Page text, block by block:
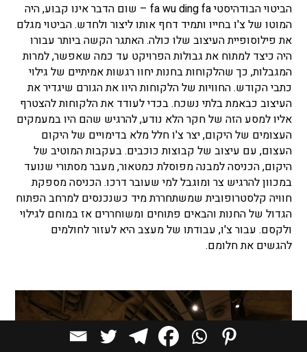
הביטוי הבודהיסטי fa wu ding fa – שום הדבר אינו קבוע, היה
המוטו של צ'ו בחייו ותמיד דחף אותו ליצור ולחדש. הביטוי מגלם
את פילוסופיית העיצוב שלו כולה. האתגר הקשה ביותר עבורו
היה כיצד למתוח את גבולות הפרויקט עד כמה שאפשר, למרות
המגבלות, כך שהלקוחות בחנות יחוו רגשות אמיתיים של גילוי
כתבי הקודש. החוויות של הלקוחות היוו את הגורם שיגדיר את
העיצוב כבאמת בלתי נשכח. בכדי לעודד את הלקוחות להצטרף
אליו למסע הזה של חקר הלא נודע, להרגיש שהם היו במעמקים
העצומים של היקום, יצר צ'ו חלל מלא בדימויים של היקום
העצום, עם עיצוב של קבוצות כוכבים. בעקבות המוטיב של
היקום, הכניסה למבנה מפוסלת כמטאור, מעבר מסתורי שנועד
במכוון להרגיש צר ומוגבל למי שעובר דרכו. הכניסה מספקת
חוויה קלסטרופובית שמשתחררת מיד כשנכנסים למרחב הפתוח
הגדול של החנות והבאים פתוחים ומשוחררים אז במוחם לגילוי
ולקסם. עבור צ'ו, עבודתו של מעצב היא לעזור לחולמים
להגשים את חלומם.